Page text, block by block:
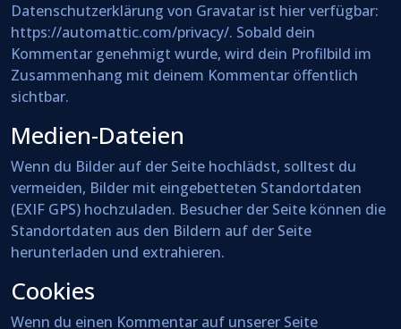
Datenschutzerklärung von Gravatar ist hier verfügbar:
https://automattic.com/privacy/. Sobald dein
Kommentar genehmigt wurde, wird dein Profilbild im
Zusammenhang mit deinem Kommentar öffentlich
sichtbar.
Medien-Dateien
Wenn du Bilder auf der Seite hochlädst, solltest du
vermeiden, Bilder mit eingebetteten Standortdaten
(EXIF GPS) hochzuladen. Besucher der Seite können die
Standortdaten aus den Bildern auf der Seite
herunterladen und extrahieren.
Cookies
Wenn du einen Kommentar auf unserer Seite